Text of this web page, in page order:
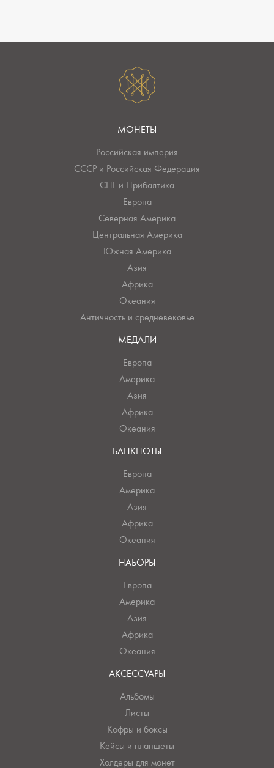
МОНЕТЫ
Российская империя
СССР и Российская Федерация
СНГ и Прибалтика
Европа
Северная Америка
Центральная Америка
Южная Америка
Азия
Африка
Океания
Античность и средневековье
МЕДАЛИ
Европа
Америка
Азия
Африка
Океания
БАНКНОТЫ
Европа
Америка
Азия
Африка
Океания
НАБОРЫ
Европа
Америка
Азия
Африка
Океания
АКСЕССУАРЫ
Альбомы
Листы
Кофры и боксы
Кейсы и планшеты
Холдеры для монет